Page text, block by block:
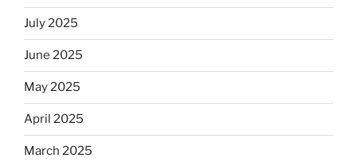
July 2025
June 2025
May 2025
April 2025
March 2025